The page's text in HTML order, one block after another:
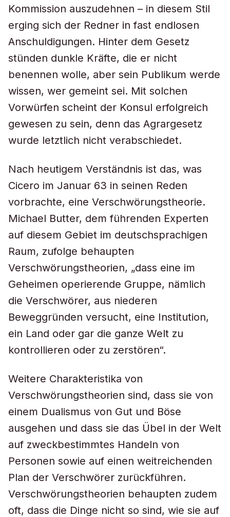
Kommission auszudehnen – in diesem Stil
erging sich der Redner in fast endlosen
Anschuldigungen. Hinter dem Gesetz
stünden dunkle Kräfte, die er nicht
benennen wolle, aber sein Publikum werde
wissen, wer gemeint sei. Mit solchen
Vorwürfen scheint der Konsul erfolgreich
gewesen zu sein, denn das Agrargesetz
wurde letztlich nicht verabschiedet.
Nach heutigem Verständnis ist das, was
Cicero im Januar 63 in seinen Reden
vorbrachte, eine Verschwörungstheorie.
Michael Butter, dem führenden Experten
auf diesem Gebiet im deutschsprachigen
Raum, zufolge behaupten
Verschwörungstheorien, „dass eine im
Geheimen operierende Gruppe, nämlich
die Verschwörer, aus niederen
Beweggründen versucht, eine Institution,
ein Land oder gar die ganze Welt zu
kontrollieren oder zu zerstören“.
Weitere Charakteristika von
Verschwörungstheorien sind, dass sie von
einem Dualismus von Gut und Böse
ausgehen und dass sie das Übel in der Welt
auf zweckbestimmtes Handeln von
Personen sowie auf einen weitreichenden
Plan der Verschwörer zurückführen.
Verschwörungstheorien behaupten zudem
oft, dass die Dinge nicht so sind, wie sie auf